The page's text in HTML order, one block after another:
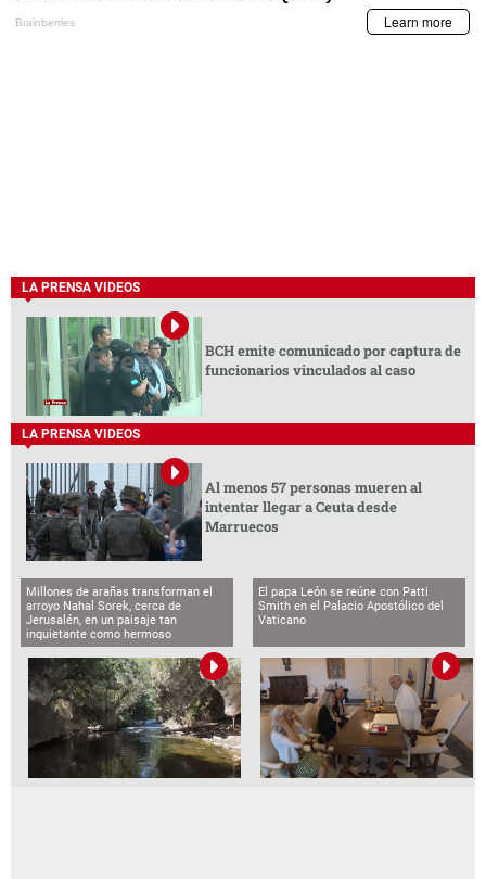
LA PRENSA VIDEOS
BCH emite comunicado por captura de
funcionarios vinculados al caso
LA PRENSA VIDEOS
Al menos 57 personas mueren al
intentar llegar a Ceuta desde
Marruecos
Millones de arañas transforman el
arroyo Nahal Sorek, cerca de
Jerusalén, en un paisaje tan
inquietante como hermoso
El papa León se reúne con Patti
Smith en el Palacio Apostólico del
Vaticano